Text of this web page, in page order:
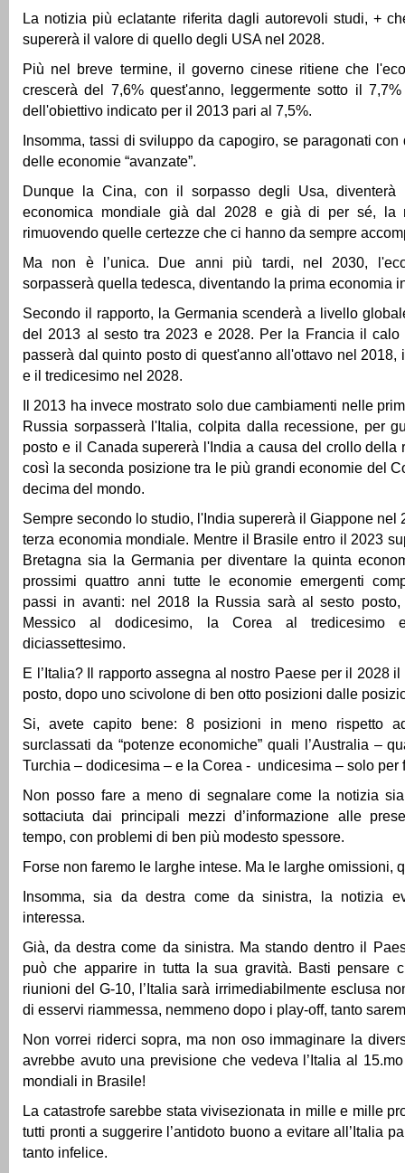
La notizia più eclatante riferita dagli autorevoli studi, +
supererà il valore di quello degli USA nel 2028.
Più nel breve termine, il governo cinese ritiene che
crescerà del 7,6% quest'anno, leggermente sotto il
dell'obiettivo indicato per il 2013 pari al 7,5%.
Insomma, tassi di sviluppo da capogiro, se paragonati con
delle economie “avanzate”.
Dunque la Cina, con il sorpasso degli Usa, diventerà
economica mondiale già dal 2028 e già di per sé, la
rimuovendo quelle certezze che ci hanno da sempre
Ma non è l’unica. Due anni più tardi, nel 2030,
sorpasserà quella tedesca, diventando la prima economia
Secondo il rapporto, la Germania scenderà a livello
del 2013 al sesto tra 2023 e 2028. Per la Francia il calo
passerà dal quinto posto di quest'anno all'ottavo nel 2018,
e il tredicesimo nel 2028.
Il 2013 ha invece mostrato solo due cambiamenti nelle
Russia sorpasserà l'Italia, colpita dalla recessione, per
posto e il Canada supererà l'India a causa del crollo della
così la seconda posizione tra le più grandi economie del
decima del mondo.
Sempre secondo lo studio, l'India supererà il Giappone nel
terza economia mondiale. Mentre il Brasile entro il 2023
Bretagna sia la Germania per diventare la quinta
prossimi quattro anni tutte le economie emergenti
passi in avanti: nel 2018 la Russia sarà al sesto
Messico al dodicesimo, la Corea al
diciassettesimo.
E l’Italia? Il rapporto assegna al nostro Paese per il 2028
posto, dopo uno scivolone di ben otto posizioni dalle
Si, avete capito bene: 8 posizioni in meno rispetto
surclassati da “potenze economiche” quali l’Australia –
Turchia – dodicesima – e la Corea - undicesima – solo per
Non posso fare a meno di segnalare come la notizia
sottaciuta dai principali mezzi d’informazione alle
tempo, con problemi di ben più modesto spessore.
Forse non faremo le larghe intese. Ma le larghe omissioni,
Insomma, sia da destra come da sinistra, la notizia
interessa.
Già, da destra come da sinistra. Ma stando dentro il
può che apparire in tutta la sua gravità. Basti pensare
riunioni del G-10, l’Italia sarà irrimediabilmente esclusa
di esservi riammessa, nemmeno dopo i play-off, tanto
Non vorrei riderci sopra, ma non oso immaginare la
avrebbe avuto una previsione che vedeva l’Italia al
mondiali in Brasile!
La catastrofe sarebbe stata vivisezionata in mille e mille
tutti pronti a suggerire l’antidoto buono a evitare all’Italia
tanto infelice.